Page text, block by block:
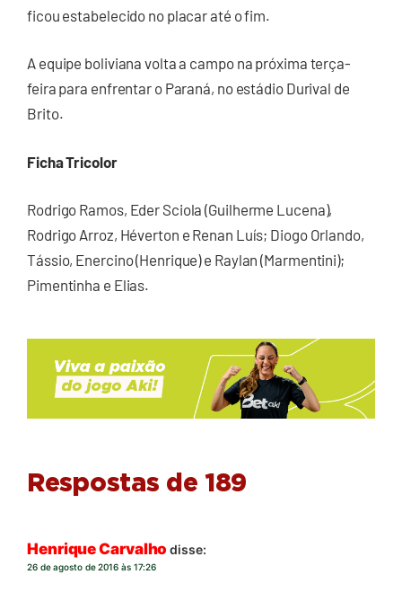
ficou estabelecido no placar até o fim.
A equipe boliviana volta a campo na próxima terça-
feira para enfrentar o Paraná, no estádio Durival de
Brito.
Ficha Tricolor
Rodrigo Ramos, Eder Sciola (Guilherme Lucena),
Rodrigo Arroz, Héverton e Renan Luís; Diogo Orlando,
Tássio, Enercino (Henrique) e Raylan (Marmentini);
Pimentinha e Elias.
Respostas de 189
Henrique Carvalho disse:
26 de agosto de 2016 às 17:26